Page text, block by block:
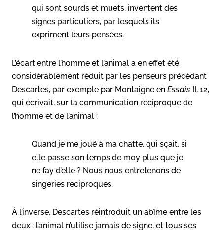
qui sont sourds et muets, inventent des
signes particuliers, par lesquels ils
expriment leurs pensées.
L’écart entre l’homme et l’animal a en effet été
considérablement réduit par les penseurs précédant
Descartes, par exemple par Montaigne en Essais II, 12,
qui écrivait, sur la communication réciproque de
l’homme et de l’animal :
Quand je me jouë à ma chatte, qui sçait, si
elle passe son temps de moy plus que je
ne fay d’elle ? Nous nous entretenons de
singeries reciproques.
À l’inverse, Descartes réintroduit un abîme entre les
deux : l’animal n’utilise jamais de signe, et tous ses